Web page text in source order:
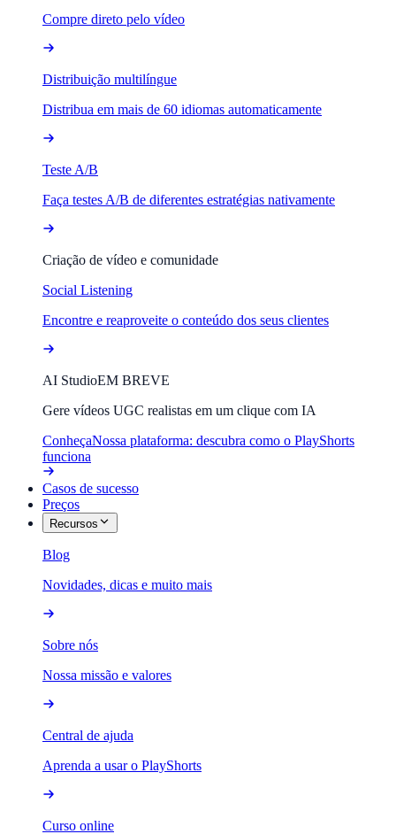
Compre direto pelo vídeo
Distribuição multilíngue
Distribua em mais de 60 idiomas automaticamente
Teste A/B
Faça testes A/B de diferentes estratégias nativamente
Criação de vídeo e comunidade
Social Listening
Encontre e reaproveite o conteúdo dos seus clientes
AI StudioEM BREVE
Gere vídeos UGC realistas em um clique com IA
ConheçaNossa plataforma: descubra como o PlayShorts
funciona
Casos de sucesso
Preços
Recursos
Blog
Novidades, dicas e muito mais
Sobre nós
Nossa missão e valores
Central de ajuda
Aprenda a usar o PlayShorts
Curso online